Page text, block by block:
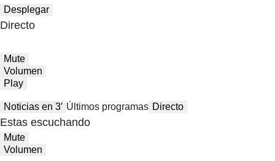
Desplegar
Directo
Mute
Volumen
Play
Noticias en 3′ Últimos programas Directo
Estas escuchando
Mute
Volumen